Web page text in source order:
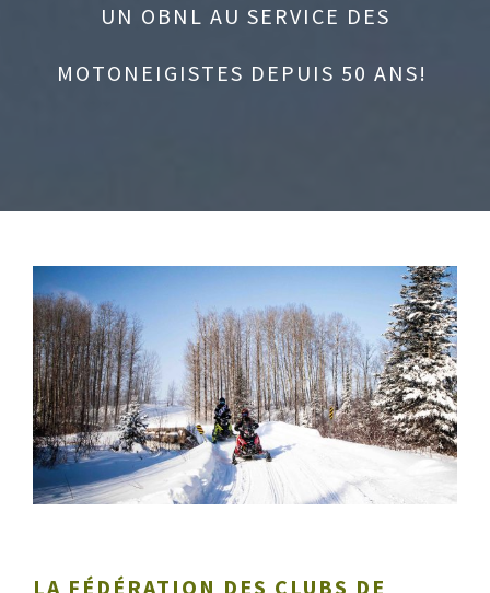
UN OBNL AU SERVICE DES
MOTONEIGISTES DEPUIS 50 ANS!
LA FÉDÉRATION DES CLUBS DE